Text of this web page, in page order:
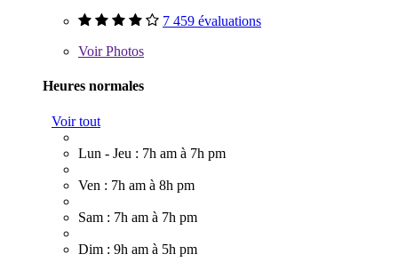
7 459 évaluations
VoirPhotos
Heures normales
Voir tout
Lun - Jeu : 7h am à 7h pm
Ven : 7h am à 8h pm
Sam : 7h am à 7h pm
Dim : 9h am à 5h pm